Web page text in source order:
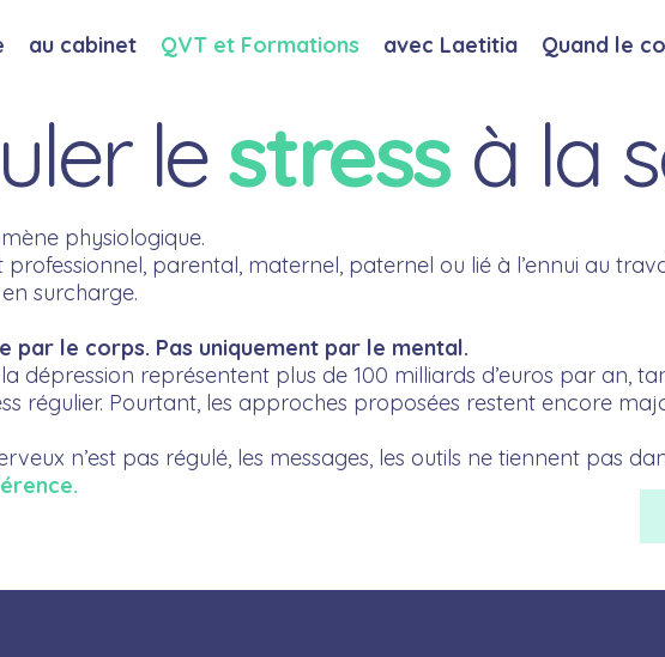
au cabinet QVT et Formations avec Laetitia Quand le
lestress à la
physiologique.
professionnel, parental, maternel, paternel ou lié à l’ennui au
surcharge.
par le corps. Pas uniquement par le mental.
dépression représentent plus de 100 milliards d’euros par an,
régulier. Pourtant, les approches proposées restent encore
n’est pas régulé, les messages, les outils ne tiennent pas